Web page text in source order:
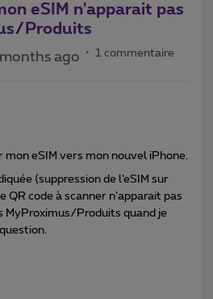
eSIM n'apparait pas
Produits
ago 1 commentaire
mon eSIM vers mon nouvel iPhone.
(suppression de l’eSIM sur
QR code à scanner n’apparait pas
MyProximus/Produits quand je